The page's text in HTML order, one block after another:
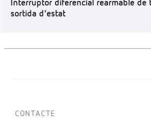
Interruptor diferencial rearmable de
sortida d'estat
CONTACTE